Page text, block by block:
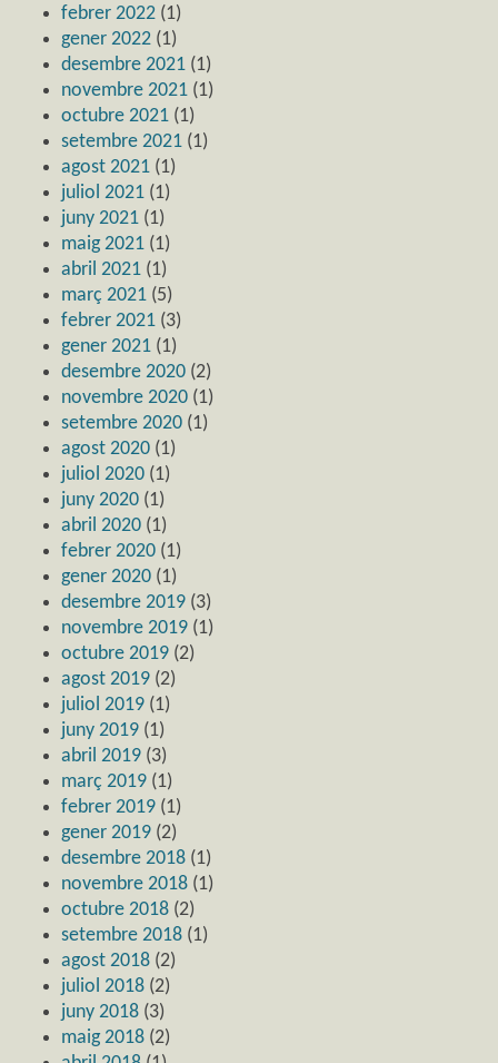
febrer 2022 (1)
gener 2022 (1)
desembre 2021 (1)
novembre 2021 (1)
octubre 2021 (1)
setembre 2021 (1)
agost 2021 (1)
juliol 2021 (1)
juny 2021 (1)
maig 2021 (1)
abril 2021 (1)
març 2021 (5)
febrer 2021 (3)
gener 2021 (1)
desembre 2020 (2)
novembre 2020 (1)
setembre 2020 (1)
agost 2020 (1)
juliol 2020 (1)
juny 2020 (1)
abril 2020 (1)
febrer 2020 (1)
gener 2020 (1)
desembre 2019 (3)
novembre 2019 (1)
octubre 2019 (2)
agost 2019 (2)
juliol 2019 (1)
juny 2019 (1)
abril 2019 (3)
març 2019 (1)
febrer 2019 (1)
gener 2019 (2)
desembre 2018 (1)
novembre 2018 (1)
octubre 2018 (2)
setembre 2018 (1)
agost 2018 (2)
juliol 2018 (2)
juny 2018 (3)
maig 2018 (2)